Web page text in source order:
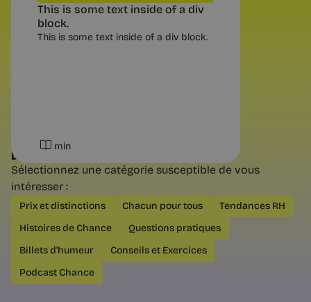
2 min
Communiqués de presse
Lives métiers "En Coulisse" :
découvrez 50 témoignages
exclusifs
50 professionnels et personnalités
présentent la réalité de leur métier
pour le faire découvrir et partager le
sens qu'ils y trouvent.
This is some text inside of a div
block.
This is some text inside of a div block.
min
DÉCOUVREZ NOS AUTRES CATÉGORIES
Sélectionnez une catégorie susceptible de vous
intéresser :
Prix et distinctions Chacun pour tous
Tendances RH
Histoires de Chance
Questions pratiques
Billets d'humeur
Conseils et Exercices
Podcast Chance